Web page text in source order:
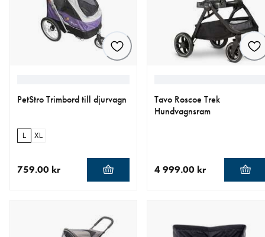
PetStro Trimbord till djurvagn
L XL
759.00 kr
Tavo Roscoe Trek
Hundvagnsram
4 999.00 kr